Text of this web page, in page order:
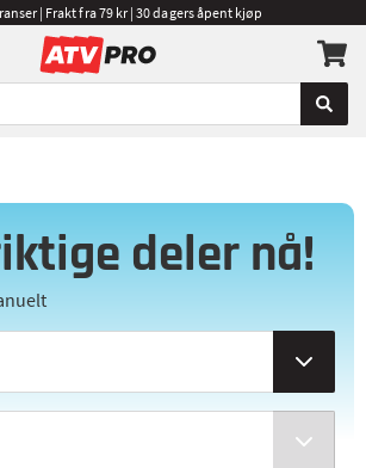
| Frakt fra 79 kr | 30 dagers åpent kjøp
deler nå!